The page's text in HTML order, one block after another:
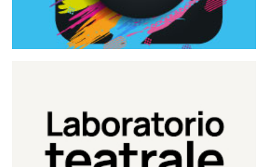
Laboratorio di teatro del Teatro Eduardo de Filippo
Continua